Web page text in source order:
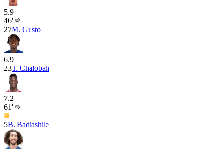
5.9
46'
27M. Gusto
6.9
23T. Chalobah
7.2
61'
5B. Badiashile